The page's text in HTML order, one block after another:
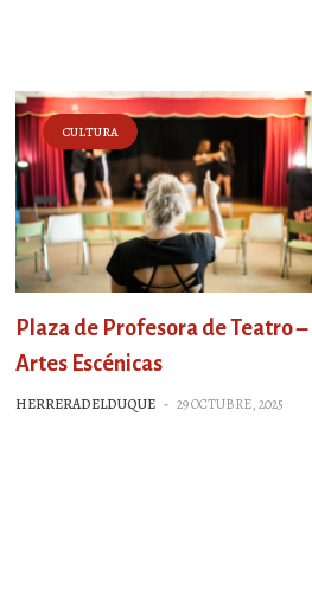
CULTURA
Plaza de Profesora de Teatro –
Artes Escénicas
HERRERADELDUQUE - 29 OCTUBRE, 2025